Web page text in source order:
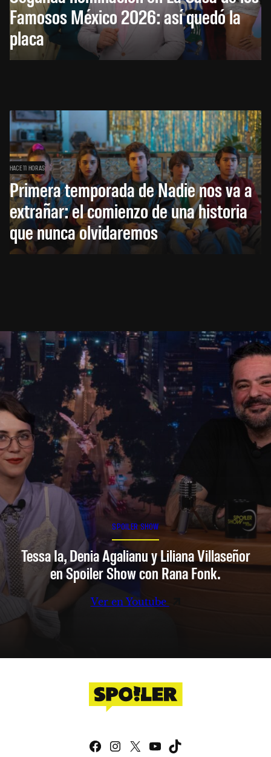
Famosos México 2026: así quedó la
placa
HACE 11 HORAS
Primera temporada de Nadie nos va a
extrañar: el comienzo de una historia
que nunca olvidaremos
SPOILER SHOW
Tessa Ia, Denia Agalianu y Liliana Villaseñor
en Spoiler Show con Rana Fonk.
Ver en Youtube
Facebook
Instagram
X YouTube